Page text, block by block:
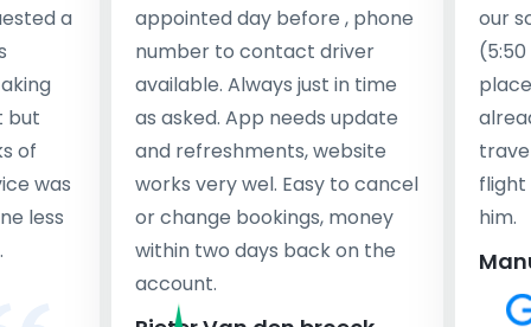
a
but
of
was
less
appointed day before , phone
number to contact driver
available. Always just in time
as asked. App needs update
and refreshments, website
works very wel. Easy to cancel
or change bookings, money
within two days back on the
account.
our
flight
him.